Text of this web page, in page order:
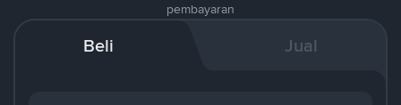
pembayaran
Beli Jual